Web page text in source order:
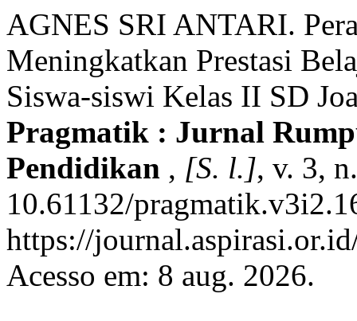
AGNES SRI ANTARI.
Meningkatkan Prestasi
Siswa-siswi Kelas II SD
Pragmatik : Jurnal
Pendidikan , [S. l.], v. 3,
10.61132/
https://
Acesso em: 8 aug. 2026.